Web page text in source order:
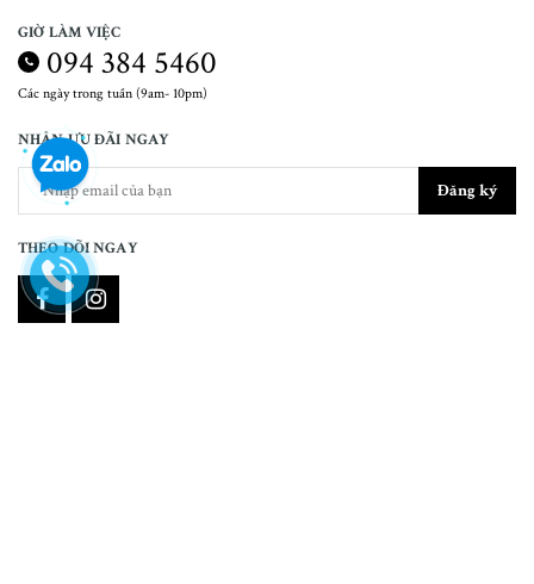
GIỜ LÀM VIỆC
094 384 5460
Các ngày trong tuần (9am- 10pm)
NHẬN ƯU ĐÃI NGAY
Đăng ký
THEO DÕI NGAY